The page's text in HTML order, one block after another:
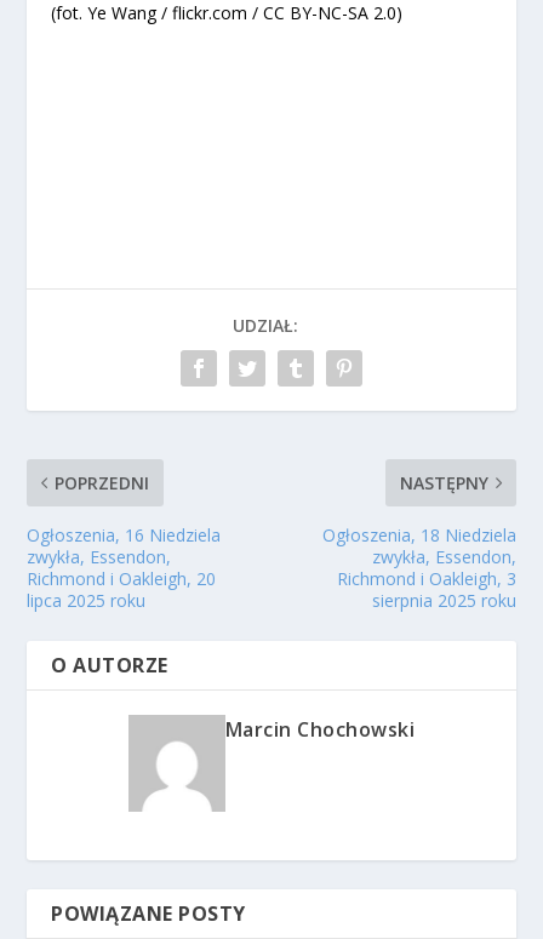
(fot. Ye Wang / flickr.com / CC BY-NC-SA 2.0)
UDZIAŁ:
POPRZEDNI
Ogłoszenia, 16 Niedziela
zwykła, Essendon,
Richmond i Oakleigh, 20
lipca 2025 roku
NASTĘPNY
Ogłoszenia, 18 Niedziela
zwykła, Essendon,
Richmond i Oakleigh, 3
sierpnia 2025 roku
O AUTORZE
Marcin Chochowski
POWIĄZANE POSTY